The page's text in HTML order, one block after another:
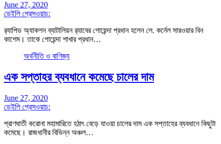
June 27, 2020
ডেইলি প্রেসওয়াচ:
র‌্যাপিড অ্যাকশন ব্যাটালিয়ন র‍্যাবের গোয়েন্দা প্রধান হলেন লে. কর্নেল সারওয়ার বিন
কাশেম। তাকে গোয়েন্দা শাখার প্রধান…
অর্থনীতি ও বাণিজ্য
এক সপ্তাহর ব্যবধানে কমেছে চালের দাম
June 27, 2020
ডেইলি প্রেসওয়াচ:
প্রাণঘাতী করোনা মহামারিতে হঠাৎ বেড়ে যাওয়া চালের দাম এক সপ্তাহের ব্যবধানে কিছুটা
কমেছে। রাজধানীর বিভিন্ন অঞ্চল…